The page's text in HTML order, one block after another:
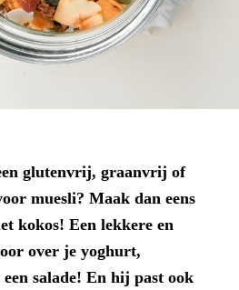
glutenvrij, graanvrij of
muesli? Maak dan eens
kokos! Een lekkere en
over je yoghurt,
salade! En hij past ook